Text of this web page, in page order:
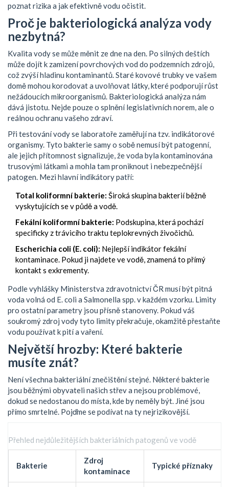
poznat rizika a jak efektivně vodu očistit.
Proč je bakteriologická analýza vody
nezbytná?
Kvalita vody se může měnit ze dne na den. Po silných deštích
může dojít k zamizení povrchových vod do podzemních zdrojů,
což zvýší hladinu kontaminantů. Staré kovové trubky ve vašem
domě mohou korodovat a uvolňovat látky, které podporují růst
nežádoucích mikroorganismů. Bakteriologická analýza nám
dává jistotu. Nejde pouze o splnění legislativních norem, ale o
reálnou ochranu vašeho zdraví.
Při testování vody se laboratoře zaměřují na tzv. indikátorové
organismy. Tyto bakterie samy o sobě nemusí být patogenní,
ale jejich přítomnost signalizuje, že voda byla kontaminována
trusovými látkami a mohla tam proniknout i nebezpečnější
patogen. Mezi hlavní indikátory patří:
Total koliformní bakterie: Široká skupina bakterií běžně
vyskytujících se v půdě a vodě.
Fekální koliformní bakterie: Podskupina, která pochází
specificky z trávicího traktu teplokrevných živočichů.
Escherichia coli (E. coli): Nejlepší indikátor fekální
kontaminace. Pokud ji najdete ve vodě, znamená to přímý
kontakt s exkrementy.
Podle vyhlášky Ministerstva zdravotnictví ČR musí být pitná
voda volná od E. coli a Salmonella spp. v každém vzorku. Limity
pro ostatní parametry jsou přísně stanoveny. Pokud váš
soukromý zdroj vody tyto limity překračuje, okamžitě přestaňte
vodu používat k pití a vaření.
Největší hrozby: Které bakterie
musíte znát?
Není všechna bakteriální znečištění stejné. Některé bakterie
jsou běžnými obyvateli našich střev a nejsou problémové,
dokud se nedostanou do místa, kde by neměly být. Jiné jsou
přímo smrtelné. Pojďme se podívat na ty nejrizikovější.
Přehled nejdůležitějších bakteriálních patogenů ve vodě
Bakterie
Zdroj
kontaminace
Typické příznaky